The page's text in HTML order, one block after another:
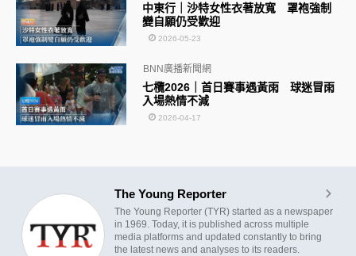
中東行｜沙特女性衣著放寬 罩袍強制
變自願仍受歡迎
2026-05-23
七欖2026｜首日賽事遇黃雨 球迷冒雨
入場熱情不減
BNN廣播新聞網
2026-04-17
The Young Reporter
The Young Reporter (TYR) started as a newspaper
in 1969. Today, it is published across multiple
media platforms and updated constantly to bring
the latest news and analyses to its readers.